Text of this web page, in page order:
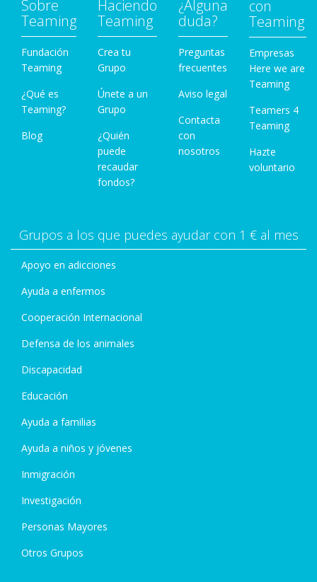
Sobre
Teaming
Fundación
Teaming
¿Qué es
Teaming?
Blog
Haciendo
Teaming
Crea tu
Grupo
Únete a un
Grupo
¿Quién
puede
recaudar
fondos?
¿Alguna
duda?
Preguntas
frecuentes
Aviso legal
Contacta
con
nosotros
con
Teaming
Empresas
Here we are
Teaming
Teamers 4
Teaming
Hazte
voluntario
Grupos a los que puedes ayudar con 1 € al mes
Apoyo en adicciones
Ayuda a enfermos
Cooperación Internacional
Defensa de los animales
Discapacidad
Educación
Ayuda a familias
Ayuda a niños y jóvenes
Inmigración
Investigación
Personas Mayores
Otros Grupos